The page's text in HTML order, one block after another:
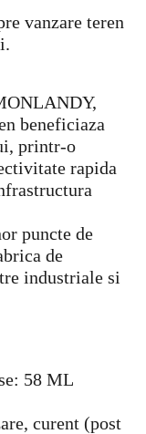
vanzare teren
beneficiaza
printr-o
rapida
puncte de
de
industriale si
58 ML
curent (post